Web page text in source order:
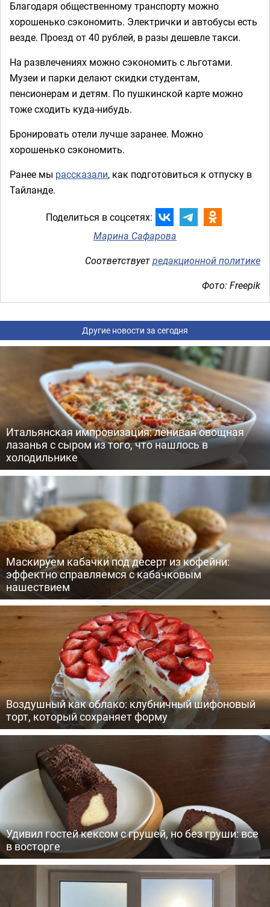
Благодаря общественному транспорту можно
хорошенько сэкономить. Электрички и автобусы есть
везде. Проезд от 40 рублей, в разы дешевле такси.
На развлечениях можно сэкономить с льготами.
Музеи и парки делают скидки студентам,
пенсионерам и детям. По пушкинской карте можно
тоже сходить куда-нибудь.
Бронировать отели лучше заранее. Можно
хорошенько сэкономить.
Ранее мы рассказали, как подготовиться к отпуску в
Тайланде.
Поделиться в соцсетях:
Марина Сафарова
Соответствуетредакционной политике
Фото: Freepik
Другие новости за сегодня
Итальянская импровизация: ленивая овощная
лазанья с сыром из того, что нашлось в
холодильнике
Маскируем кабачки под десерт из кофейни:
эффектно справляемся с кабачковым
нашествием
Воздушный как облако: клубничный шифоновый
торт, который сохраняет форму
Удивил гостей кексом с грушей, но без груши: все
в восторге